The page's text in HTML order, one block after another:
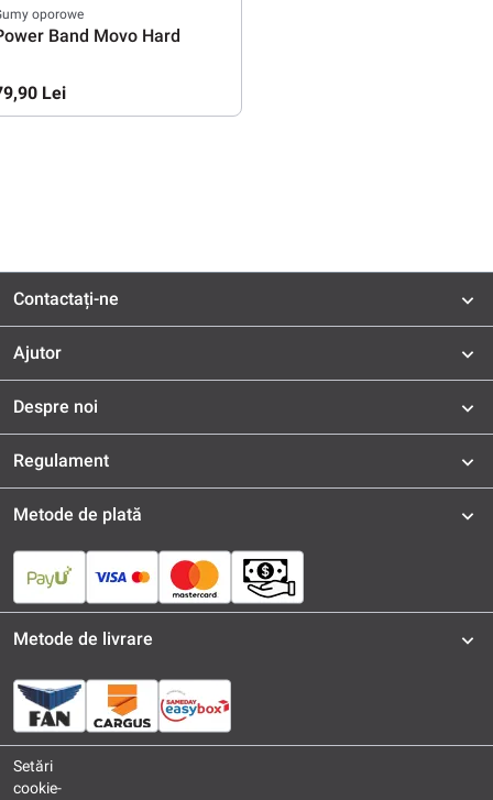
oporowe
Band Movo Hard
Lei
Contactați-ne
Ajutor
Despre noi
Regulament
Metode de plată
Metode de livrare
Setări
cookie-